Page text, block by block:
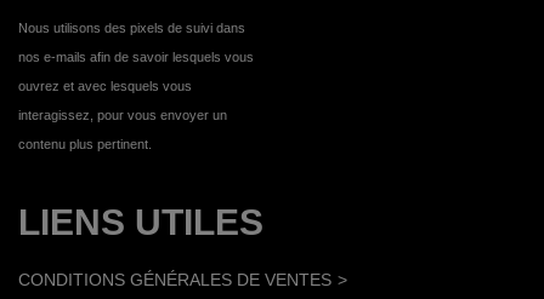
Nous utilisons des pixels de suivi dans
nos e-mails afin de savoir lesquels vous
ouvrez et avec lesquels vous
interagissez, pour vous envoyer un
contenu plus pertinent.
LIENS UTILES
CONDITIONS GÉNÉRALES DE VENTES